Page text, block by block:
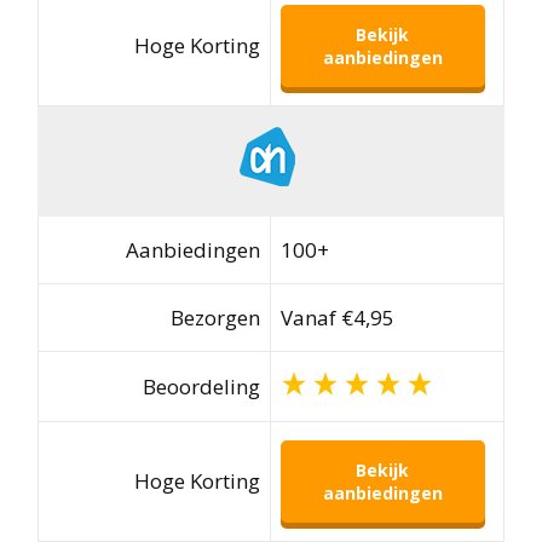
Hoge Korting
Bekijk
aanbiedingen
Aanbiedingen 100+
Bezorgen Vanaf €4,95
Beoordeling
Hoge Korting
Bekijk
aanbiedingen